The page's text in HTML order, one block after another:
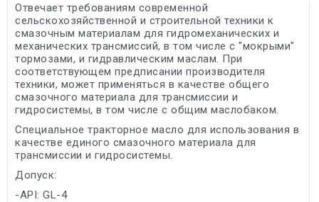
Отвечает требованиям современной
сельскохозяйственной и строительной техники к
смазочным материалам для гидромеханических и
механических трансмиссий, в том числе с "мокрыми"
тормозами, и гидравлическим маслам. При
соответствующем предписании производителя
техники, может применяться в качестве общего
смазочного материала для трансмиссии и
гидросистемы, в том числе с общим маслобаком.
Специальное тракторное масло для использования в
качестве единого смазочного материала для
трансмиссии и гидросистемы.
Допуск:
-API: GL-4